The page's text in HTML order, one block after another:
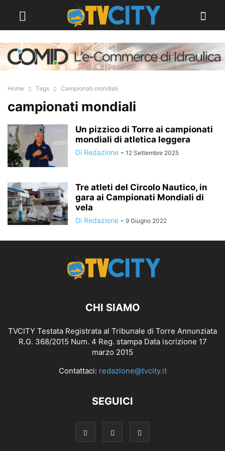
Home Tags Campionati mondiali
campionati mondiali
Un pizzico di Torre ai campionati
mondiali di atletica leggera
Di Redazione - 12 Settembre 2025
Tre atleti del Circolo Nautico, in
gara ai Campionati Mondiali di
vela
Di Redazione - 9 Giugno 2022
CHI SIAMO
TVCITY Testata Registrata al Tribunale di Torre Annunziata
R.G. 368/2015 Num. 4 Reg. stampa Data iscrizione 17
marzo 2015
Contattaci: redazione@tvcity.it
SEGUICI